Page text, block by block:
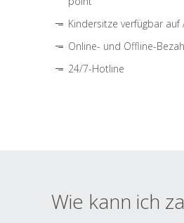
Kindersitze verfügbar auf
Online- und Offline-
24/7-Hotline
Wie kann ich